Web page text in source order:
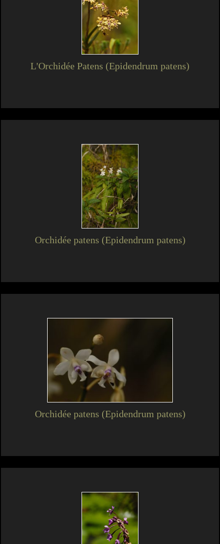
L'Orchidée Patens (Epidendrum patens)
Orchidée patens (Epidendrum patens)
Orchidée patens (Epidendrum patens)